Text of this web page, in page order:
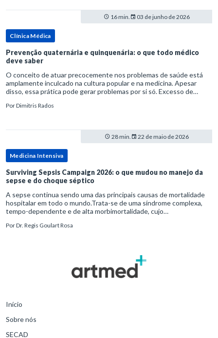
16 min. 03 de junho de 2026
Clínica Médica
Prevenção quaternária e quinquenária: o que todo médico
deve saber
O conceito de atuar precocemente nos problemas de saúde está
amplamente inculcado na cultura popular e na medicina. Apesar
disso, essa prática pode gerar problemas por si só. Excesso de
PorDimitris Rados
28 min. 22 de maio de 2026
Medicina Intensiva
Surviving Sepsis Campaign 2026: o que mudou no manejo da
sepse e do choque séptico
A sepse continua sendo uma das principais causas de mortalidade
hospitalar em todo o mundo.Trata-se de uma síndrome complexa,
tempo-dependente e de alta morbimortalidade, cujo
para o desfe
PorDr. Regis Goulart Rosa
Início
Sobre nós
SECAD